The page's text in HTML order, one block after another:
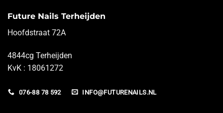
Future Nails Terheijden
Hoofdstraat 72A
4844cg Terheijden
KvK : 18061272
076-88 78 592 INFO@FUTURENAILS.NL